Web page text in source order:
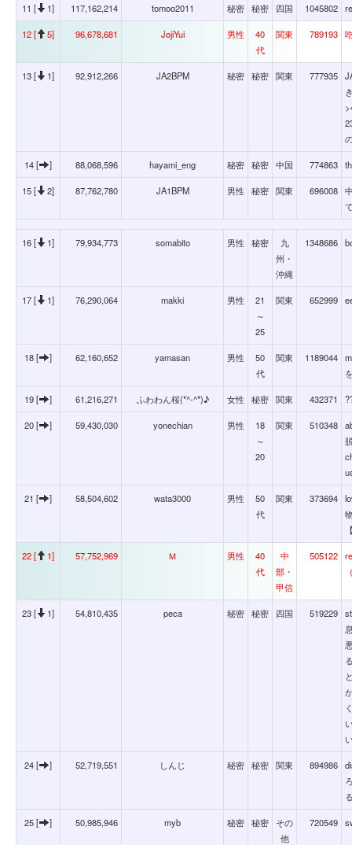
11 [ 1] 117,162,214 tomoo2011 秘密 秘密 四国 1045802
12 [ 5] 96,678,681 JojiYui 男性
40
代
関東 789193
13 [ 1] 92,912,266 JA2BPM 秘密 秘密 関東 777935
14 [ ] 88,068,596 hayami_eng 秘密 秘密 中国 774863
15 [ 2] 87,762,780 JA1BPM 男性 秘密 関東 696008
16 [ 1] 79,934,773 somabito 男性 秘密
九
州・
沖縄
1348686
17 [ 1] 76,290,064 makki 男性
21
～
25
関東 652999
18 [ ] 62,160,652 yamasan 男性
50
代
関東 1189044
19 [ ] 61,216,271 ふわわん桜(*^-^*)♪ 女性 秘密 関東 432371
20 [ ] 59,430,030 yonechian 男性
18
～
20
関東 510348
21 [ ] 58,504,602 wata3000 男性
50
代
関東 373694
22 [ 1] 57,752,969 Ｍ 男性
40
代
中
部・
甲信
505122
23 [ 1] 54,810,435 peca 秘密 秘密 四国 519229
24 [ ] 52,719,551 しんじ 秘密 秘密 関東 894986
25 [ ] 50,985,946 myb 秘密 秘密
その
他
720549